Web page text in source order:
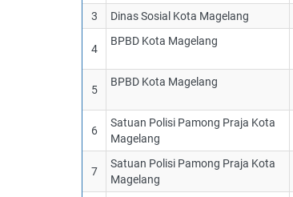
3 Dinas Sosial Kota Magelang
4
BPBD Kota Magelang
5
BPBD Kota Magelang
6
Satuan Polisi Pamong Praja Kota
Magelang
7
Satuan Polisi Pamong Praja Kota
Magelang